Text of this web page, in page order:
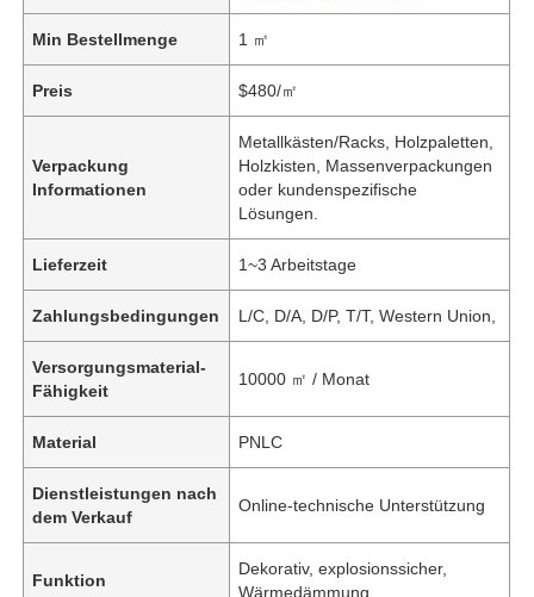
Min Bestellmenge 1 ㎡
Preis $480/㎡
Verpackung
Informationen
Metallkästen/Racks, Holzpaletten,
Holzkisten, Massenverpackungen
oder kundenspezifische
Lösungen.
Lieferzeit 1~3 Arbeitstage
Zahlungsbedingungen L/C, D/A, D/P, T/T, Western Union,
Versorgungsmaterial-
Fähigkeit
10000 ㎡ / Monat
Material PNLC
Dienstleistungen nach
dem Verkauf
Online-technische Unterstützung
Funktion
Dekorativ, explosionssicher,
Wärmedämmung